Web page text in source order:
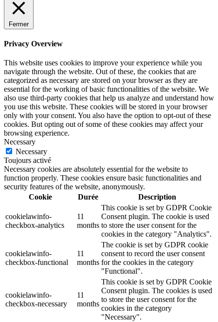
Fermer
Privacy Overview
This website uses cookies to improve your experience while you
navigate through the website. Out of these, the cookies that are
categorized as necessary are stored on your browser as they are
essential for the working of basic functionalities of the website. We
also use third-party cookies that help us analyze and understand how
you use this website. These cookies will be stored in your browser
only with your consent. You also have the option to opt-out of these
cookies. But opting out of some of these cookies may affect your
browsing experience.
Necessary
Necessary
Toujours activé
Necessary cookies are absolutely essential for the website to
function properly. These cookies ensure basic functionalities and
security features of the website, anonymously.
Cookie
Durée Description
cookielawinfo-
checkbox-analytics
11
months
This cookie is set by GDPR Cookie
Consent plugin. The cookie is used
to store the user consent for the
cookies in the category "Analytics".
cookielawinfo-
checkbox-functional
11
months
The cookie is set by GDPR cookie
consent to record the user consent
for the cookies in the category
"Functional".
cookielawinfo-
checkbox-necessary
11
months
This cookie is set by GDPR Cookie
Consent plugin. The cookies is used
to store the user consent for the
cookies in the category
"Necessary".